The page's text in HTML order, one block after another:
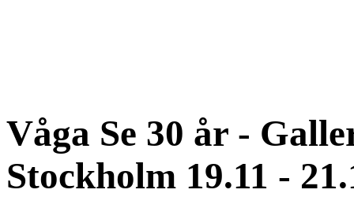
Våga Se 30 år -
Stockholm 19.11 -